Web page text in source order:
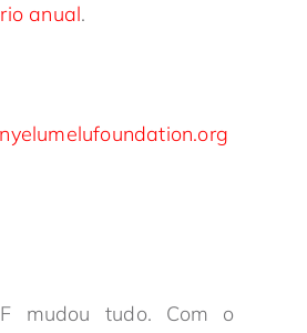
anual.
mudou tudo. Com o